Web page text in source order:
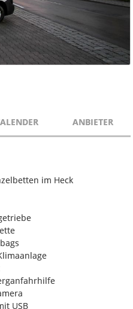
ANBIETER
im Heck
USB